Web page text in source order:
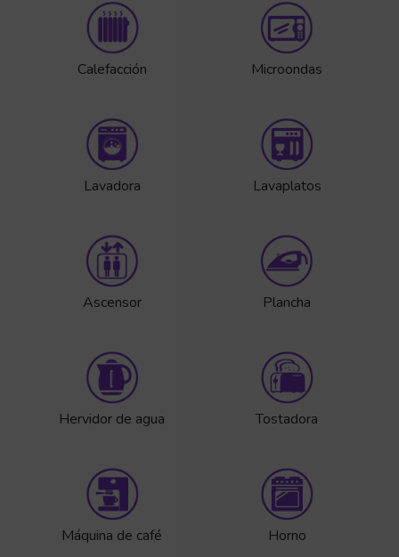
Calefacción Microondas
Lavadora Lavaplatos
Ascensor Plancha
Hervidor de agua Tostadora
Máquina de café Horno